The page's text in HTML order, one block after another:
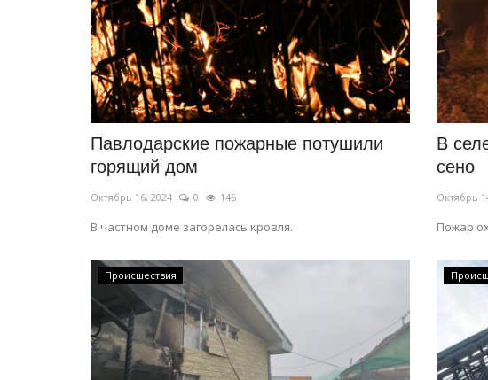
Павлодарские пожарные потушили
горящий дом
Октябрь 16, 2024 0 145
В частном доме загорелась кровля.
В
сено
Октябрь
Пожар
Происшествия